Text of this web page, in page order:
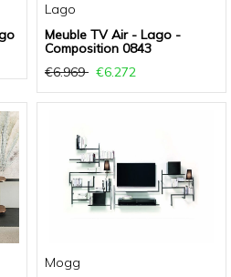
Lago
Meuble TV Air - Lago -
Composition 0843
€6.969
€6.272
Mogg